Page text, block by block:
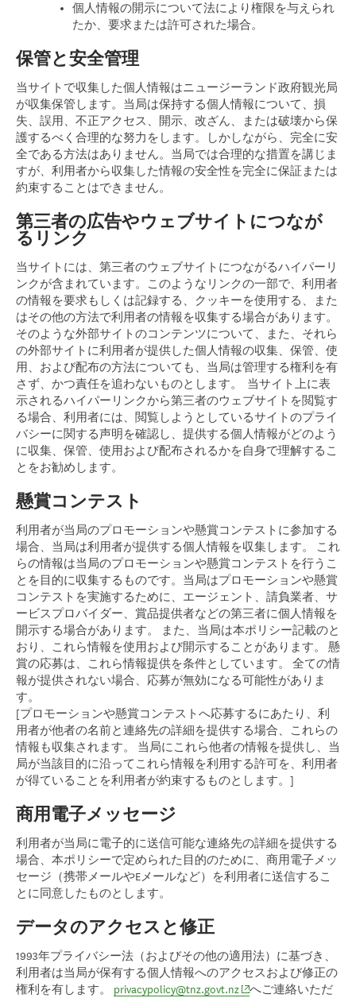
個人情報の開示について法により権限を与えられ
たか、要求または許可された場合。
保管と安全管理
当サイトで収集した個人情報はニュージーランド政府観光局
が収集保管します。当局は保持する個人情報について、損
失、誤用、不正アクセス、開示、改ざん、または破壊から保
護するべく合理的な努力をします。しかしながら、完全に安
全である方法はありません。当局では合理的な措置を講じま
すが、利用者から収集した情報の安全性を完全に保証または
約束することはできません。
第三者の広告やウェブサイトにつなが
るリンク
当サイトには、第三者のウェブサイトにつながるハイパーリ
ンクが含まれています。このようなリンクの一部で、利用者
の情報を要求もしくは記録する、クッキーを使用する、また
はその他の方法で利用者の情報を収集する場合があります。
そのような外部サイトのコンテンツについて、また、それら
の外部サイトに利用者が提供した個人情報の収集、保管、使
用、および配布の方法についても、当局は管理する権利を有
さず、かつ責任を追わないものとします。 当サイト上に表
示されるハイパーリンクから第三者のウェブサイトを閲覧す
る場合、利用者には、閲覧しようとしているサイトのプライ
バシーに関する声明を確認し、提供する個人情報がどのよう
に収集、保管、使用および配布されるかを自身で理解するこ
とをお勧めします。
懸賞コンテスト
利用者が当局のプロモーションや懸賞コンテストに参加する
場合、当局は利用者が提供する個人情報を収集します。 これ
らの情報は当局のプロモーションや懸賞コンテストを行うこ
とを目的に収集するものです。当局はプロモーションや懸賞
コンテストを実施するために、エージェント、請負業者、サ
ービスプロバイダー、賞品提供者などの第三者に個人情報を
開示する場合があります。 また、当局は本ポリシー記載のと
おり、これら情報を使用および開示することがあります。 懸
賞の応募は、これら情報提供を条件としています。 全ての情
報が提供されない場合、応募が無効になる可能性がありま
す。
[プロモーションや懸賞コンテストへ応募するにあたり、利
用者が他者の名前と連絡先の詳細を提供する場合、これらの
情報も収集されます。 当局にこれら他者の情報を提供し、当
局が当該目的に沿ってこれら情報を利用する許可を、利用者
が得ていることを利用者が約束するものとします。]
商用電子メッセージ
利用者が当局に電子的に送信可能な連絡先の詳細を提供する
場合、本ポリシーで定められた目的のために、商用電子メッ
セージ（携帯メールやEメールなど）を利用者に送信するこ
とに同意したものとします。
データのアクセスと修正
1993年プライバシー法（およびその他の適用法）に基づき、
利用者は当局が保有する個人情報へのアクセスおよび修正の
権利を有します。 privacypolicy@tnz.govt.nz(opens in new window)
へご連絡いただ